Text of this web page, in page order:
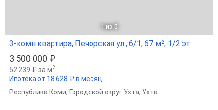
1 из 5
3-комн квартира, Печорская ул., 6/1, 67 м², 1/2 эт.
3 500 000 ₽
52 239 ₽ за м2
Ипотека от 18 628 ₽ в месяц
Республика Коми, Городской округ Ухта, Ухта